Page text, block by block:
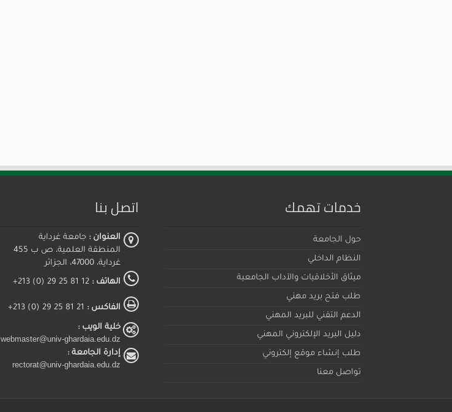
خدمات تهمك
حول الجامعة
النظام الداخلي
ميثاق اﻷخلاقيات والآداب الجامعية
طلب فتح بريد مهني
الدعم التقني للبريد المهني
دليل البريد الإلكتروني المهني
طلب إنشاء موقع إلكتروني
تواصل معنا
اتصل بنا
العنوان : جامعة غرداية
المنطقة العلمية، ص ب 455
غرداية، 47000، الجزائر
الهاتف :
الفاكس :
خلية الويب :
webmaster@univ-ghardaia.edu.dz
إدارة الجامعة :
rectorat@univ-ghardaia.edu.dz